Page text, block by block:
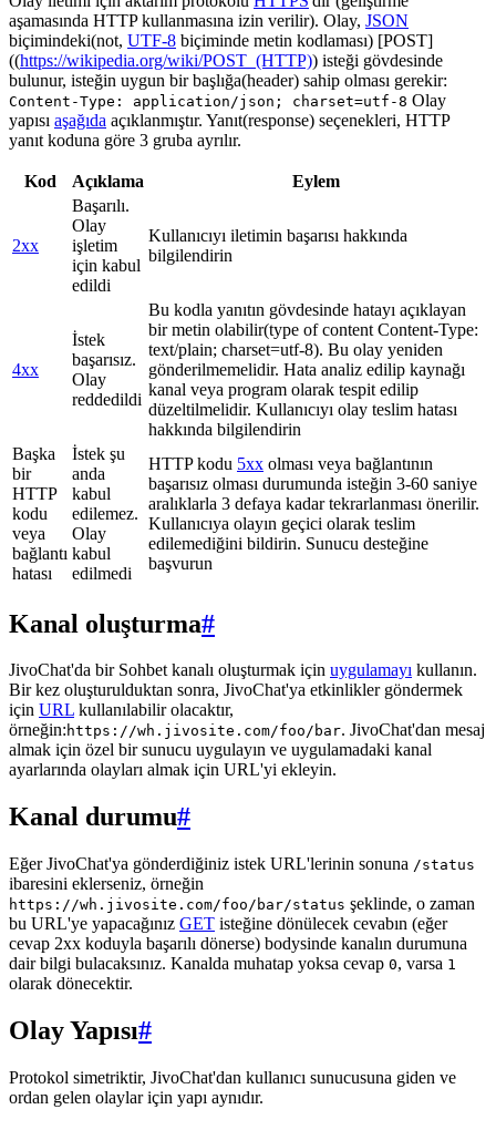
aşamasında HTTP kullanmasına izin verilir). Olay, JSON
biçimindeki(not, UTF-8 biçiminde metin kodlaması) [POST]
((https://wikipedia.org/wiki/POST_(HTTP)) isteği gövdesinde
bulunur, isteğin uygun bir başlığa(header) sahip olması gerekir:
Content-Type: application/json; charset=utf-8 Olay
yapısı aşağıda açıklanmıştır. Yanıt(response) seçenekleri, HTTP
yanıt koduna göre 3 gruba ayrılır.
Kod Açıklama Eylem
2xx
Başarılı.
Olay
işletim
için kabul
edildi
Kullanıcıyı iletimin başarısı hakkında
bilgilendirin
4xx
İstek
başarısız.
Olay
reddedildi
Bu kodla yanıtın gövdesinde hatayı açıklayan
bir metin olabilir(type of content Content-Type:
text/plain; charset=utf-8). Bu olay yeniden
gönderilmemelidir. Hata analiz edilip kaynağı
kanal veya program olarak tespit edilip
düzeltilmelidir. Kullanıcıyı olay teslim hatası
hakkında bilgilendirin
Başka
bir
HTTP
kodu
veya
bağlantı
hatası
İstek şu
anda
kabul
edilemez.
Olay
kabul
edilmedi
HTTP kodu 5xx olması veya bağlantının
başarısız olması durumunda isteğin 3-60 saniye
aralıklarla 3 defaya kadar tekrarlanması önerilir.
Kullanıcıya olayın geçici olarak teslim
edilemediğini bildirin. Sunucu desteğine
başvurun
Kanal oluşturma#
JivoChat'da bir Sohbet kanalı oluşturmak için uygulamayı kullanın.
Bir kez oluşturulduktan sonra, JivoChat'ya etkinlikler göndermek
için URL kullanılabilir olacaktır,
örneğin: https://wh.jivosite.com/foo/bar. JivoChat'dan mesaj
almak için özel bir sunucu uygulayın ve uygulamadaki kanal
ayarlarında olayları almak için URL'yi ekleyin.
Kanal durumu#
Eğer JivoChat'ya gönderdiğiniz istek URL'lerinin sonuna /status
ibaresini eklerseniz, örneğin
https://wh.jivosite.com/foo/bar/status şeklinde, o zaman
bu URL'ye yapacağınız GET isteğine dönülecek cevabın (eğer
cevap 2xx koduyla başarılı dönerse) bodysinde kanalın durumuna
dair bilgi bulacaksınız. Kanalda muhatap yoksa cevap 0, varsa 1
olarak dönecektir.
Olay Yapısı#
Protokol simetriktir, JivoChat'dan kullanıcı sunucusuna giden ve
ordan gelen olaylar için yapı aynıdır.